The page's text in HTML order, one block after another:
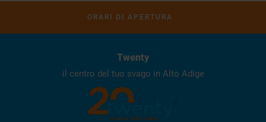
ORARI DI APERTURA
Twenty
il centro del tuo svago in Alto Adige